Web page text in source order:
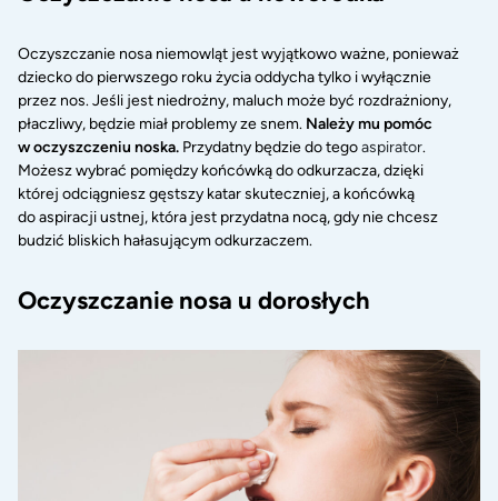
Oczyszczanie nosa niemowląt jest wyjątkowo ważne, ponieważ
dziecko do pierwszego roku życia oddycha tylko i wyłącznie
przez nos. Jeśli jest niedrożny, maluch może być rozdrażniony,
płaczliwy, będzie miał problemy ze snem. Należy mu pomóc
w oczyszczeniu noska. Przydatny będzie do tegoaspirator.
Możesz wybrać pomiędzy końcówką do odkurzacza, dzięki
której odciągniesz gęstszy katar skuteczniej, a końcówką
do aspiracji ustnej, która jest przydatna nocą, gdy nie chcesz
budzić bliskich hałasującym odkurzaczem.
Oczyszczanie nosa u dorosłych